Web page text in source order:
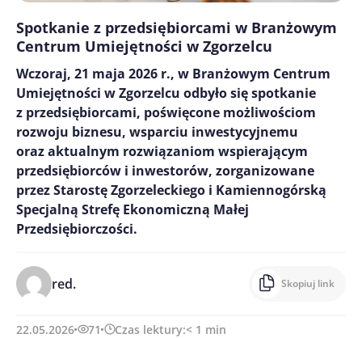
Spotkanie z przedsiębiorcami w Branżowym
Centrum Umiejętności w Zgorzelcu
Wczoraj, 21 maja 2026 r., w Branżowym Centrum
Umiejętności w Zgorzelcu odbyło się spotkanie
z przedsiębiorcami, poświęcone możliwościom
rozwoju biznesu, wsparciu inwestycyjnemu
oraz aktualnym rozwiązaniom wspierającym
przedsiębiorców i inwestorów, zorganizowane
przez Starostę Zgorzeleckiego i Kamiennogórską
Specjalną Strefę Ekonomiczną Małej
Przedsiębiorczości.
red. Skopiuj link
22.05.2026 71 Czas lektury:< 1 min